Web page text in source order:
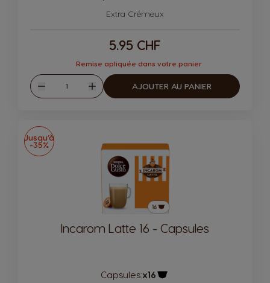
Extra Crémeux
5.95 CHF
Remise apliquée dans votre panier
Diminuer
Quantité
Augmenter
AJOUTER AU PANIER
Jusqu’à
-35%
Incarom Latte 16 - Capsules
Capsules:x16